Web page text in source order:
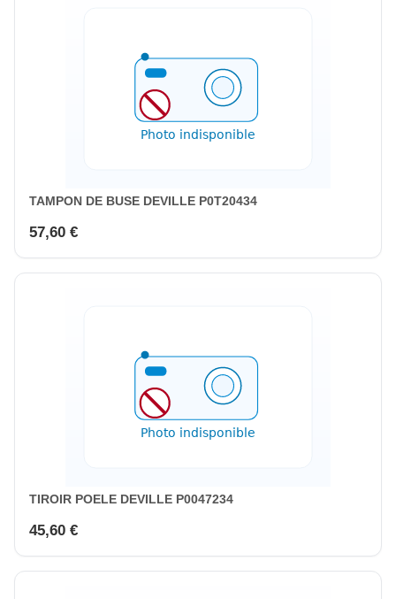
TAMPON DE BUSE DEVILLE P0T20434
57,60 €
TIROIR POELE DEVILLE P0047234
45,60 €